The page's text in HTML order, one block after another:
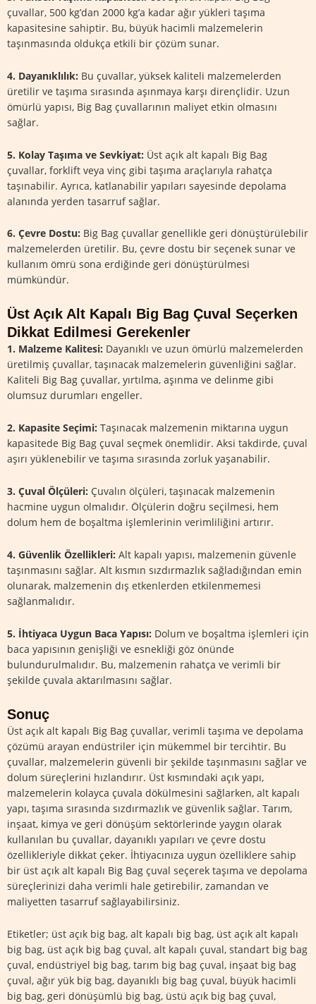
çuvallar, 500 kg’dan 2000 kg’a kadar ağır yükleri taşıma
kapasitesine sahiptir. Bu, büyük hacimli malzemelerin
taşınmasında oldukça etkili bir çözüm sunar.
4. Dayanıklılık: Bu çuvallar, yüksek kaliteli malzemelerden
üretilir ve taşıma sırasında aşınmaya karşı dirençlidir. Uzun
ömürlü yapısı, Big Bag çuvallarının maliyet etkin olmasını
sağlar.
5. Kolay Taşıma ve Sevkiyat: Üst açık alt kapalı Big Bag
çuvallar, forklift veya vinç gibi taşıma araçlarıyla rahatça
taşınabilir. Ayrıca, katlanabilir yapıları sayesinde depolama
alanında yerden tasarruf sağlar.
6. Çevre Dostu: Big Bag çuvallar genellikle geri dönüştürülebilir
malzemelerden üretilir. Bu, çevre dostu bir seçenek sunar ve
kullanım ömrü sona erdiğinde geri dönüştürülmesi
mümkündür.
Üst Açık Alt Kapalı Big Bag Çuval Seçerken
Dikkat Edilmesi Gerekenler
1. Malzeme Kalitesi: Dayanıklı ve uzun ömürlü malzemelerden
üretilmiş çuvallar, taşınacak malzemelerin güvenliğini sağlar.
Kaliteli Big Bag çuvallar, yırtılma, aşınma ve delinme gibi
olumsuz durumları engeller.
2. Kapasite Seçimi: Taşınacak malzemenin miktarına uygun
kapasitede Big Bag çuval seçmek önemlidir. Aksi takdirde, çuval
aşırı yüklenebilir ve taşıma sırasında zorluk yaşanabilir.
3. Çuval Ölçüleri: Çuvalın ölçüleri, taşınacak malzemenin
hacmine uygun olmalıdır. Ölçülerin doğru seçilmesi, hem
dolum hem de boşaltma işlemlerinin verimliliğini artırır.
4. Güvenlik Özellikleri: Alt kapalı yapısı, malzemenin güvenle
taşınmasını sağlar. Alt kısmın sızdırmazlık sağladığından emin
olunarak, malzemenin dış etkenlerden etkilenmemesi
sağlanmalıdır.
5. İhtiyaca Uygun Baca Yapısı: Dolum ve boşaltma işlemleri için
baca yapısının genişliği ve esnekliği göz önünde
bulundurulmalıdır. Bu, malzemenin rahatça ve verimli bir
şekilde çuvala aktarılmasını sağlar.
Sonuç
Üst açık alt kapalı Big Bag çuvallar, verimli taşıma ve depolama
çözümü arayan endüstriler için mükemmel bir tercihtir. Bu
çuvallar, malzemelerin güvenli bir şekilde taşınmasını sağlar ve
dolum süreçlerini hızlandırır. Üst kısmındaki açık yapı,
malzemelerin kolayca çuvala dökülmesini sağlarken, alt kapalı
yapı, taşıma sırasında sızdırmazlık ve güvenlik sağlar. Tarım,
inşaat, kimya ve geri dönüşüm sektörlerinde yaygın olarak
kullanılan bu çuvallar, dayanıklı yapıları ve çevre dostu
özellikleriyle dikkat çeker. İhtiyacınıza uygun özelliklere sahip
bir üst açık alt kapalı Big Bag çuval seçerek taşıma ve depolama
süreçlerinizi daha verimli hale getirebilir, zamandan ve
maliyetten tasarruf sağlayabilirsiniz.
Etiketler; üst açık big bag, alt kapalı big bag, üst açık alt kapalı
big bag, üst açık big bag çuval, alt kapalı çuval, standart big bag
çuval, endüstriyel big bag, tarım big bag çuval, inşaat big bag
çuval, ağır yük big bag, dayanıklı big bag çuval, büyük hacimli
big bag, geri dönüşümlü big bag, üstü açık big bag çuval,